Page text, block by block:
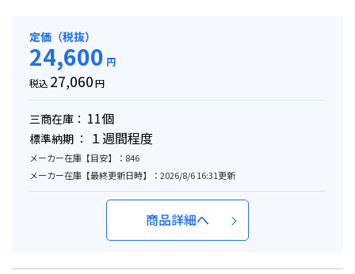
定価（税抜）
24,600 円
税込 27,060円
三商在庫： 11個
標準納期 ： １週間程度
メーカー在庫【目安】：846
メーカー在庫【最終更新日時】：2026/8/6 16:31更新
商品詳細へ